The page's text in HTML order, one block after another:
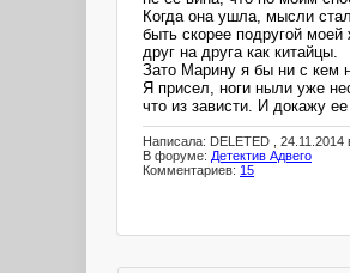
Когда она ушла, мысли
быть скорее подругой
друг на друга как китайцы.
Зато Марину я бы ни с кем
Я присел, ноги ныли уже
что из зависти. И докажу
Написала: DELETED , 24.11.2014
В форуме: Детектив Адвего
Комментариев: 15